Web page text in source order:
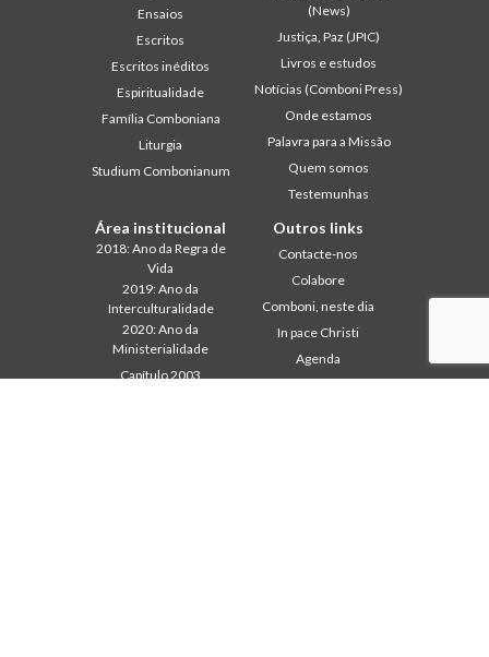
Ensaios
Escritos
Escritos inéditos
Espiritualidade
Família Comboniana
Liturgia
Studium Combonianum
(News)
Justiça, Paz (JPIC)
Livros e estudos
Notícias (Comboni Press)
Onde estamos
Palavra para a Missão
Quem somos
Testemunhas
Área institucional
2018: Ano da Regra de
Vida
2019: Ano da
Interculturalidade
2020: Ano da
Ministerialidade
Capítulo 2003
Outros links
Contacte-nos
Colabore
Comboni, neste dia
In pace Christi
Agenda